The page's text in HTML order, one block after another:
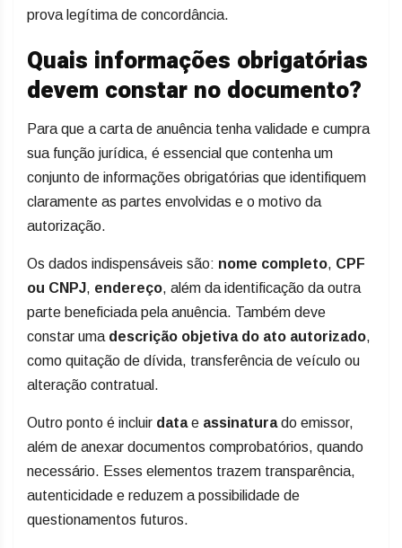
prova legítima de concordância.
Quais informações obrigatórias
devem constar no documento?
Para que a carta de anuência tenha validade e cumpra
sua função jurídica, é essencial que contenha um
conjunto de informações obrigatórias que identifiquem
claramente as partes envolvidas e o motivo da
autorização.
Os dados indispensáveis são: nome completo, CPF
ou CNPJ, endereço, além da identificação da outra
parte beneficiada pela anuência. Também deve
constar uma descrição objetiva do ato autorizado,
como quitação de dívida, transferência de veículo ou
alteração contratual.
Outro ponto é incluir datae assinaturado emissor,
além de anexar documentos comprobatórios, quando
necessário. Esses elementos trazem transparência,
autenticidade e reduzem a possibilidade de
questionamentos futuros.